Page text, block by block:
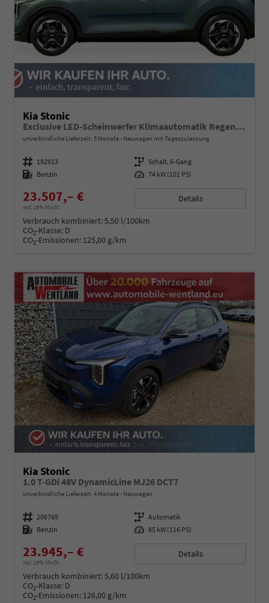
Kia Stonic
Exclusive LED-Scheinwerfer Klimaautomatik Regensensor Sitzheizung Kamera PDC v+h
unverbindliche Lieferzeit: 5 Monate Neuwagen mit Tageszulassung
Fahrzeugnummer 192913 Getriebe Schalt. 6-Gang
Kraftstoff Benzin Leistung 74 kW (101 PS)
23.507,– €
incl. 19% MwSt.
Details
Verbrauch kombiniert:5,50 l/100km
CO2-Klasse: D
CO2-Emissionen: 125,00 g/km
Kia Stonic
1.0 T-GDi 48V DynamicLine MJ26 DCT7
unverbindliche Lieferzeit: 4 Monate Neuwagen
Fahrzeugnummer 206769 Getriebe Automatik
Kraftstoff Benzin Leistung 85 kW (116 PS)
23.945,– €
incl. 19% MwSt.
Details
Verbrauch kombiniert:5,60 l/100km
CO2-Klasse: D
CO2-Emissionen: 126,00 g/km